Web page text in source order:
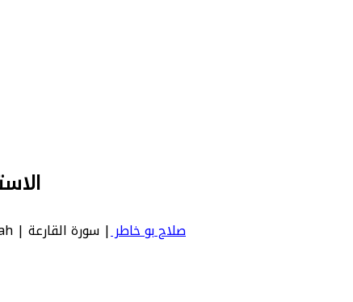
صلاح بو خاطر| سورة القارعة | Qariah - عدد آياتها 11 - رقم السورة في المصحف: 101 - معنى السورة بالإنجليزية: The Striking Hour.